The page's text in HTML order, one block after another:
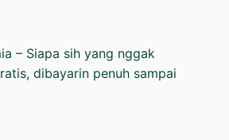
– Siapa sih yang nggak
dibayarin penuh sampai